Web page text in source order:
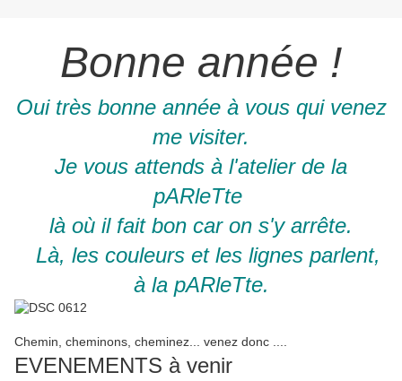
Bonne année !
Oui très bonne année à vous qui venez
me visiter.
Je vous attends à l'atelier de la
pARleTte
là où il fait bon car on s'y arrête.
Là, les couleurs et les lignes parlent,
à la pARleTte.
Chemin, cheminons, cheminez... venez donc ....
EVENEMENTS à venir